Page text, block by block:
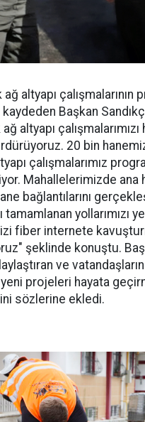
altyapı çalışmalarının
Başkan
altyapı çalışmalarımızı
20 bin
çalışmalarımız
Mahallelerimizde ana
bağlantılarını
tamamlanan yollarımızı
fiber internete
şeklinde konuştu.
ve
yeni projeleri hayata
sözlerine ekledi.